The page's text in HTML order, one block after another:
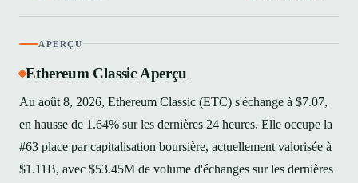
APERÇU
Ethereum Classic Aperçu
Au août 8, 2026, Ethereum Classic (ETC) s'échange à $7.07,
en hausse de 1.64% sur les dernières 24 heures. Elle occupe la
#63 place par capitalisation boursière, actuellement valorisée à
$1.11B, avec $53.45M de volume d'échanges sur les dernières